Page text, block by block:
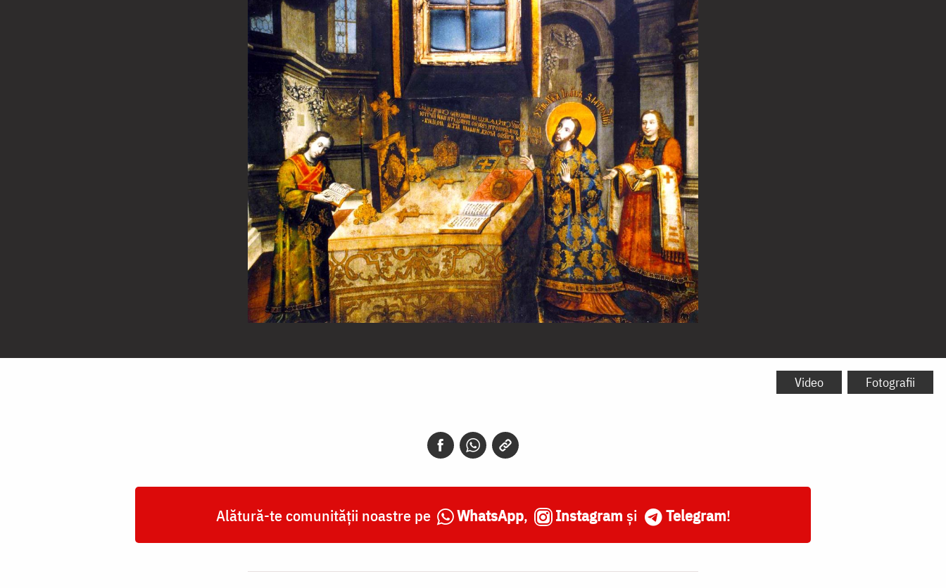
Ierarh
Video Fotografii
Alătură-te comunității noastre pe WhatsApp, Instagram și Telegram!